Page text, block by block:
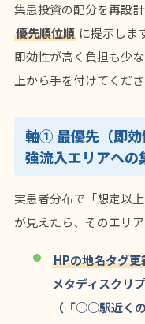
集患投資の配分を再設
優先順位順 に提示しま
即効性が高く負担も少な
上から手を付けてくださ
軸① 最優先（即効
強流入エリアへの
実患者分布で「想定以
が見えたら、そのエリ
HPの地名タグ更
メタディスクリ
（「○○駅近く